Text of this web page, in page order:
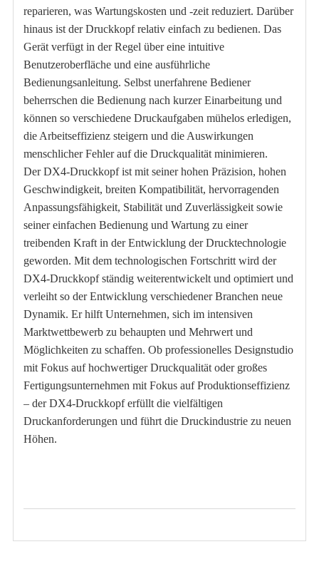
reparieren, was Wartungskosten und -zeit reduziert. Darüber
hinaus ist der Druckkopf relativ einfach zu bedienen. Das
Gerät verfügt in der Regel über eine intuitive
Benutzeroberfläche und eine ausführliche
Bedienungsanleitung. Selbst unerfahrene Bediener
beherrschen die Bedienung nach kurzer Einarbeitung und
können so verschiedene Druckaufgaben mühelos erledigen,
die Arbeitseffizienz steigern und die Auswirkungen
menschlicher Fehler auf die Druckqualität minimieren.
Der DX4-Druckkopf ist mit seiner hohen Präzision, hohen
Geschwindigkeit, breiten Kompatibilität, hervorragenden
Anpassungsfähigkeit, Stabilität und Zuverlässigkeit sowie
seiner einfachen Bedienung und Wartung zu einer
treibenden Kraft in der Entwicklung der Drucktechnologie
geworden. Mit dem technologischen Fortschritt wird der
DX4-Druckkopf ständig weiterentwickelt und optimiert und
verleiht so der Entwicklung verschiedener Branchen neue
Dynamik. Er hilft Unternehmen, sich im intensiven
Marktwettbewerb zu behaupten und Mehrwert und
Möglichkeiten zu schaffen. Ob professionelles Designstudio
mit Fokus auf hochwertiger Druckqualität oder großes
Fertigungsunternehmen mit Fokus auf Produktionseffizienz
– der DX4-Druckkopf erfüllt die vielfältigen
Druckanforderungen und führt die Druckindustrie zu neuen
Höhen.